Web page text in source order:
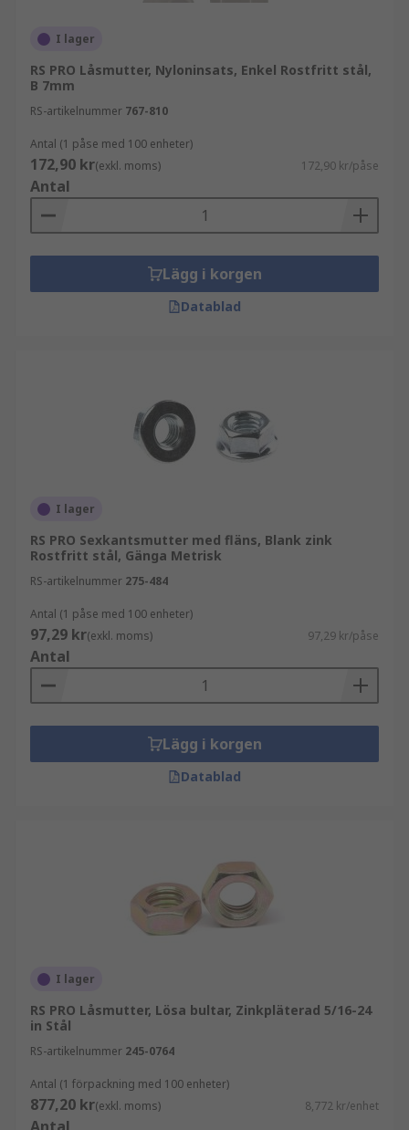
I lager
RS PRO Låsmutter, Nyloninsats, Enkel Rostfritt stål,
B 7mm
RS-artikelnummer 767-810
Antal (1 påse med 100 enheter)
172,90 kr(exkl. moms) 172,90 kr/påse
Antal
Lägg i korgen
Datablad
I lager
RS PRO Sexkantsmutter med fläns, Blank zink
Rostfritt stål, Gänga Metrisk
RS-artikelnummer 275-484
Antal (1 påse med 100 enheter)
97,29 kr(exkl. moms) 97,29 kr/påse
Antal
Lägg i korgen
Datablad
I lager
RS PRO Låsmutter, Lösa bultar, Zinkpläterad 5/16-24
in Stål
RS-artikelnummer 245-0764
Antal (1 förpackning med 100 enheter)
877,20 kr(exkl. moms) 8,772 kr/enhet